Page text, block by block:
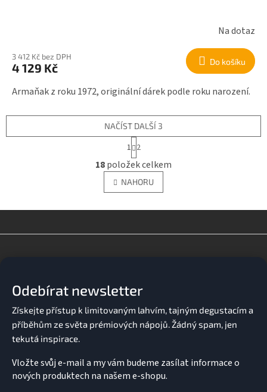
Na dotaz
3 412 Kč bez DPH
4 129 Kč Do košíku
Armaňak z roku 1972, originální dárek podle roku narození.
O
v
l
á
í
y
v
ý
p
u
NAČÍST DALŠÍ 3
t
r
á
n
k
v
n
1 2
18položek celkem
NAHORU
Odebírat newsletter
Vložte svůj e-mail a my vám budeme zasílat informace o
nových produktech na našem e-shopu.